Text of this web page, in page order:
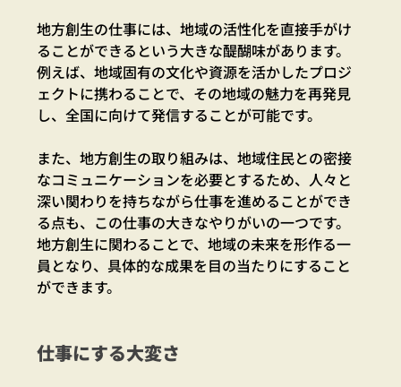
地方創生の仕事には、地域の活性化を直接手がけ
ることができるという大きな醍醐味があります。
例えば、地域固有の文化や資源を活かしたプロジ
ェクトに携わることで、その地域の魅力を再発見
し、全国に向けて発信することが可能です。
また、地方創生の取り組みは、地域住民との密接
なコミュニケーションを必要とするため、人々と
深い関わりを持ちながら仕事を進めることができ
る点も、この仕事の大きなやりがいの一つです。
地方創生に関わることで、地域の未来を形作る一
員となり、具体的な成果を目の当たりにすること
ができます。
仕事にする大変さ